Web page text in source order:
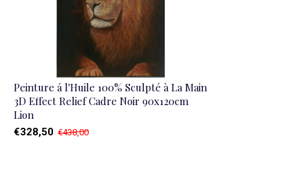
Peinture á l'Huile 100% Sculpté à La Main
3D Effect Relief Cadre Noir 90x120cm
Lion
€328,50 €438,00